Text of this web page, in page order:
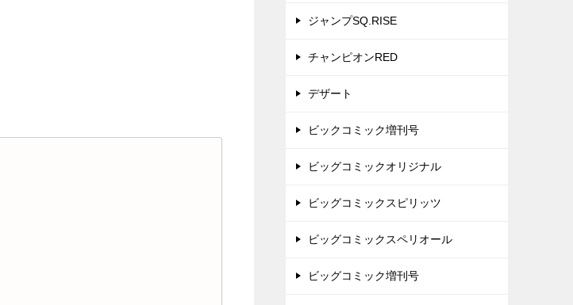
ジャンプSQ.RISE
チャンピオンRED
デザート
ビックコミック増刊号
ビッグコミックオリジナル
ビッグコミックスピリッツ
ビッグコミックスペリオール
ビッグコミック増刊号